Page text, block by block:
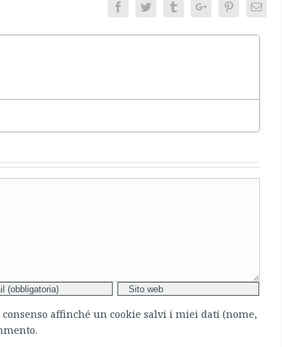
FacebookTwitter TumblrGoogle+PinterestEmail
affinché un cookie salvi i miei dati (nome,